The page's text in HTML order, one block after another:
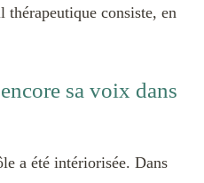
consiste, en
sa voix dans
a été intériorisée. Dans